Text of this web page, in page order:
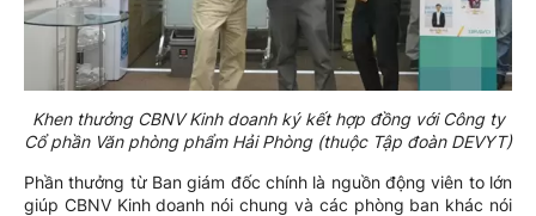
Khen thưởng CBNV Kinh doanh ký kết hợp đồng với Công ty
Cổ phần Văn phòng phẩm Hải Phòng (thuộc Tập đoàn DEVYT)
Phần thưởng từ Ban giám đốc chính là nguồn động viên to lớn
giúp CBNV Kinh doanh nói chung và các phòng ban khác nói